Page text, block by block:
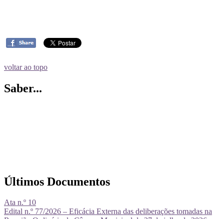
voltar ao topo
Saber...
Últimos Documentos
Ata n.º 10
Edital n.º 77/2026 – Eficácia Externa das deliberações tomadas na